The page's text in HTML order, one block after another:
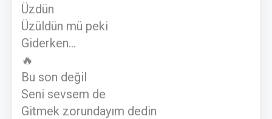
Üzdün
Üzüldün mü peki
Giderken...
🔥
Bu son değil
Seni sevsem de
Gitmek zorundayım dedin